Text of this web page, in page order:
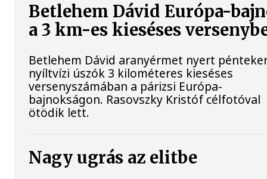
Betlehem Dávid Európa-
a 3 km-es kieséses
Betlehem Dávid aranyérmet nyert
nyíltvízi úszók 3 kilométeres kieséses
versenyszámában a párizsi Európa-
bajnokságon. Rasovszky Kristóf célfotóval
ötödik lett.
Nagy ugrás az elitbe